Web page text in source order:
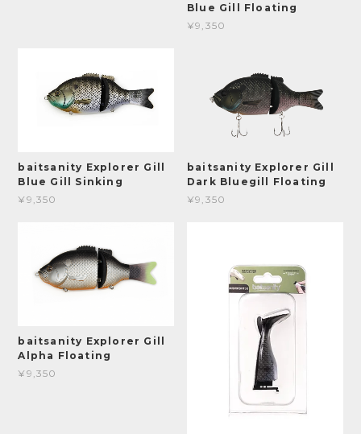
Blue Gill Floating
¥9,350
baitsanity Explorer Gill
Blue Gill Sinking
¥9,350
baitsanity Explorer Gill
Dark Bluegill Floating
¥9,350
baitsanity Explorer Gill
Alpha Floating
¥9,350